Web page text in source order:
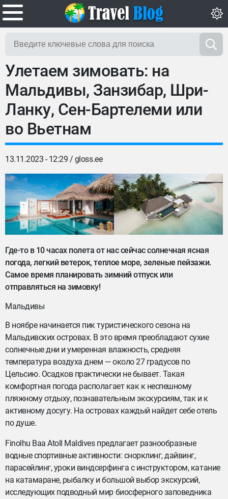
Улетаем зимовать: на
Мальдивы, Занзибар, Шри-
Ланку, Сен-Бартелеми или
во Вьетнам
13.11.2023 - 12:29 / gloss.ee
Где-то в 10 часах полета от нас сейчас солнечная ясная
погода, легкий ветерок, теплое море, зеленые пейзажи.
Самое время планировать зимний отпуск или
отправляться на зимовку!
Мальдивы
В ноябре начинается пик туристического сезона на
Мальдивских островах. В это время преобладают сухие
солнечные дни и умеренная влажность, средняя
температура воздуха днем — около 27 градусов по
Цельсию. Осадков практически не бывает. Такая
комфортная погода располагает как к неспешному
пляжному отдыху, познавательным экскурсиям, так и к
активному досугу. На островах каждый найдет себе отель
по душе.
Finolhu Baa Atoll Maldives предлагает разнообразные
водные спортивные активности: снорклинг, дайвинг,
парасейлинг, уроки виндсерфинга с инструктором, катание
на катамаране, рыбалку и большой выбор экскурсий,
исследующих подводный мир биосферного заповедника